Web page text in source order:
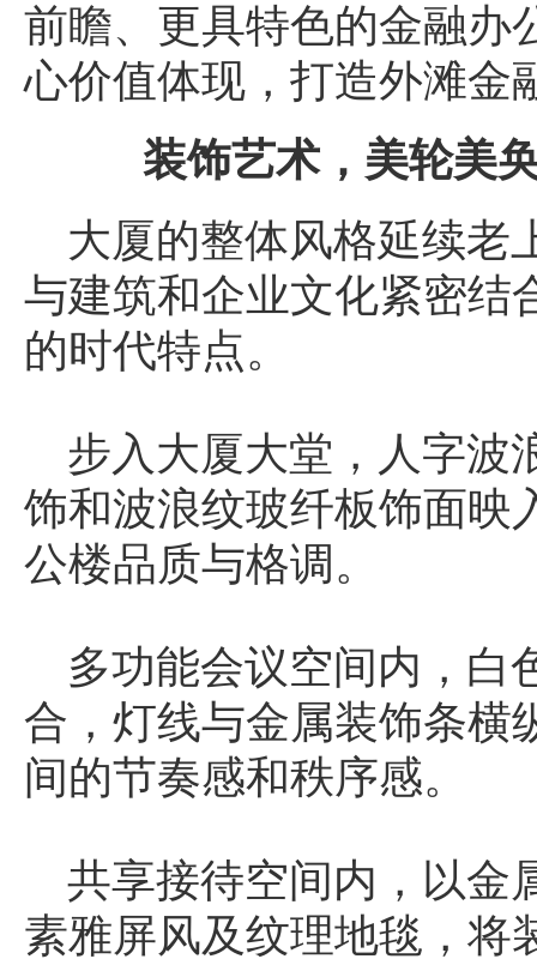
前瞻、更具特色的金融办
心价值体现，打造外滩金
装饰艺术，美轮美
大厦的整体风格延续老
与建筑和企业文化紧密结
的时代特点。
步入大厦大堂，人字波
饰和波浪纹玻纤板饰面映
公楼品质与格调。
多功能会议空间内，白
合，灯线与金属装饰条横
间的节奏感和秩序感。
共享接待空间内，以金
素雅屏风及纹理地毯，将